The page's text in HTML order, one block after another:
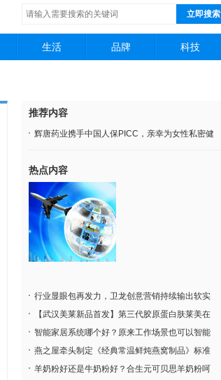
立即搜索
生活 品牌 科技
推荐内容
辉唐药业携手中国人保PICC，亲幸为女性私密健
热点内容
行业显眼包再发力，卫龙创意营销持续输出软实
【武汉美莱新品首发】第三代胶原蛋白肤莱美在
智能家居系统哪个好？原来工作场景也可以智能
燕之屋牵头制定《经典常温鲜炖燕窝制品》标准
羊奶粉好还是牛奶粉好？合生元可贝思羊奶粉呵